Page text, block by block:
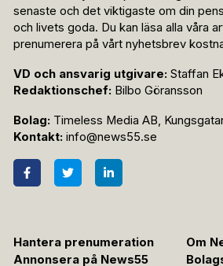
senaste och det viktigaste om din
och livets goda. Du kan läsa alla våra
prenumerera på vårt nyhetsbrev
VD och ansvarig utgivare: Staffan
Redaktionschef: Bilbo Göransson
Bolag: Timeless Media AB,
Kontakt: info@news55.se
Hantera prenumeration
Om
Annonsera på News55